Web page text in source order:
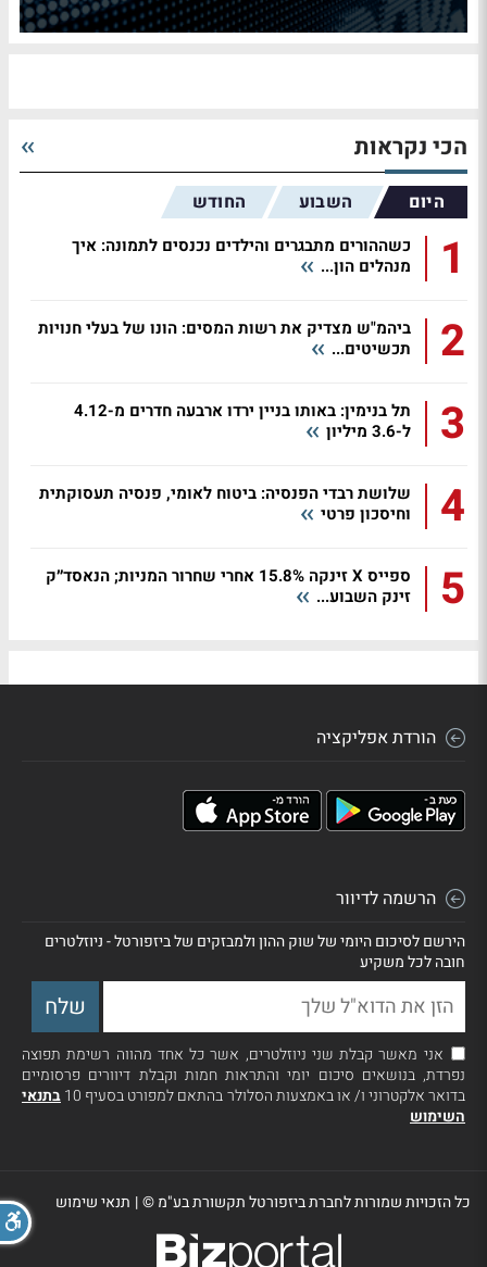
הכי נקראות
היום השבוע החודש
1
כשההורים מתבגרים והילדים נכנסים לתמונה: איך
מנהלים הון...
2
ביהמ"ש מצדיק את רשות המסים: הונו של בעלי חנויות
תכשיטים...
3
תל בנימין: באותו בניין ירדו ארבעה חדרים מ-4.12
ל-3.6 מיליון
4
שלושת רבדי הפנסיה: ביטוח לאומי, פנסיה תעסוקתית
וחיסכון פרטי
5
ספייס X זינקה 15.8% אחרי שחרור המניות; הנאסד״ק
זינק השבוע...
הורדת אפליקציה
הרשמה לדיוור
הירשם לסיכום היומי של שוק ההון ולמבזקים של ביזפורטל - ניוזלטרים
חובה לכל משקיע
אני מאשר קבלת שני ניוזלטרים, אשר כל אחד מהווה רשימת תפוצה
נפרדת, בנושאים סיכום יומי והתראות חמות וקבלת דיוורים פרסומיים
בדואר אלקטרוני ו/ או באמצעות הסלולר בהתאם למפורט בסעיף 10
בתנאי
השימוש
כל הזכויות שמורות לחברת ביזפורטל תקשורת בע"מ ©| תנאי שימוש